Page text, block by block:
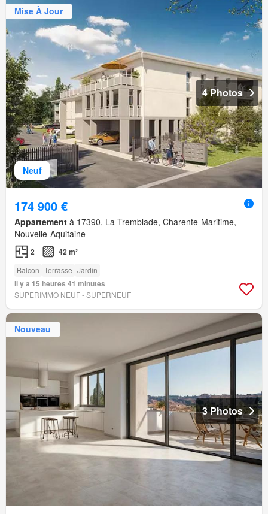
Neuf
Mise À Jour
4 Photos
174 900 €
Appartement à 17390, La Tremblade, Charente-Maritime,
Nouvelle-Aquitaine
2 42 m²
Balcon Terrasse Jardin
Il y a 15 heures 41 minutes
SUPERIMMO NEUF - SUPERNEUF
Nouveau
3 Photos